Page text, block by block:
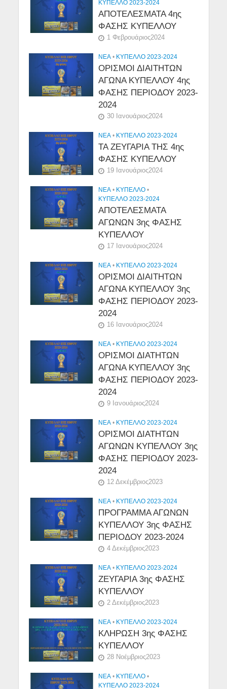
ΚΥΠΕΛΛΟ 2023-2024
ΑΠΟΤΕΛΕΣΜΑΤΑ 4ης
ΦΑΣΗΣ ΚΥΠΕΛΛΟΥ
1 Φεβρουάριος2024
NEA • ΚΥΠΕΛΛΟ 2023-2024
ΟΡΙΣΜΟΙ ΔΙΑΙΤΗΤΩΝ
ΑΓΩΝΑ ΚΥΠΕΛΛΟΥ 4ης
ΦΑΣΗΣ ΠΕΡΙΟΔΟΥ 2023-
2024
30 Ιανουάριος2024
NEA • ΚΥΠΕΛΛΟ 2023-2024
ΤΑ ΖΕΥΓΑΡΙΑ ΤΗΣ 4ης
ΦΑΣΗΣ ΚΥΠΕΛΛΟΥ
19 Ιανουάριος2024
NEA • ΚΎΠΕΛΛΟ •
ΚΥΠΕΛΛΟ 2023-2024
ΑΠΟΤΕΛΕΣΜΑΤΑ
ΑΓΩΝΩΝ 3ης ΦΑΣΗΣ
ΚΥΠΕΛΛΟΥ
17 Ιανουάριος2024
NEA • ΚΥΠΕΛΛΟ 2023-2024
ΟΡΙΣΜΟΙ ΔΙΑΙΤΗΤΩΝ
ΑΓΩΝΑ ΚΥΠΕΛΛΟΥ 3ης
ΦΑΣΗΣ ΠΕΡΙΟΔΟΥ 2023-
2024
16 Ιανουάριος2024
NEA • ΚΥΠΕΛΛΟ 2023-2024
ΟΡΙΣΜΟΙ ΔΙΑΤΗΤΩΝ
ΑΓΩΝΑ ΚΥΠΕΛΛΟΥ 3ης
ΦΑΣΗΣ ΠΕΡΙΟΔΟΥ 2023-
2024
9 Ιανουάριος2024
NEA • ΚΥΠΕΛΛΟ 2023-2024
ΟΡΙΣΜΟΙ ΔΙΑΤΗΤΩΝ
ΑΓΩΝΩΝ ΚΥΠΕΛΛΟΥ 3ης
ΦΑΣΗΣ ΠΕΡΙΟΔΟΥ 2023-
2024
12 Δεκέμβριος2023
NEA • ΚΥΠΕΛΛΟ 2023-2024
ΠΡΟΓΡΑΜΜΑ ΑΓΩΝΩΝ
ΚΥΠΕΛΛΟΥ 3ης ΦΑΣΗΣ
ΠΕΡΙΟΔΟΥ 2023-2024
4 Δεκέμβριος2023
NEA • ΚΥΠΕΛΛΟ 2023-2024
ΖΕΥΓΑΡΙΑ 3ης ΦΑΣΗΣ
ΚΥΠΕΛΛΟΥ
2 Δεκέμβριος2023
NEA • ΚΥΠΕΛΛΟ 2023-2024
ΚΛΗΡΩΣΗ 3ης ΦΑΣΗΣ
ΚΥΠΕΛΛΟΥ
28 Νοέμβριος2023
NEA • ΚΎΠΕΛΛΟ •
ΚΥΠΕΛΛΟ 2023-2024